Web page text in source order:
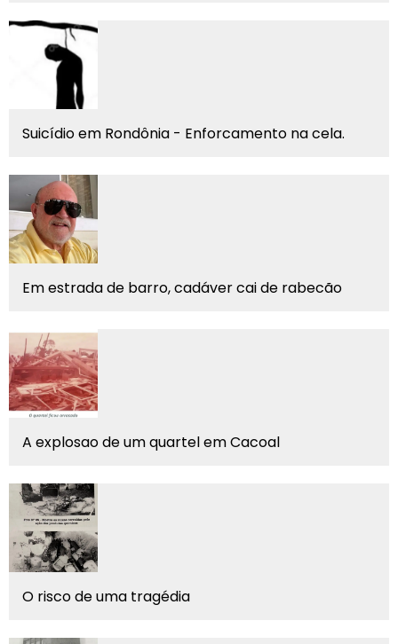
Suicídio em Rondônia - Enforcamento na cela.
Em estrada de barro, cadáver cai de rabecão
A explosao de um quartel em Cacoal
O risco de uma tragédia